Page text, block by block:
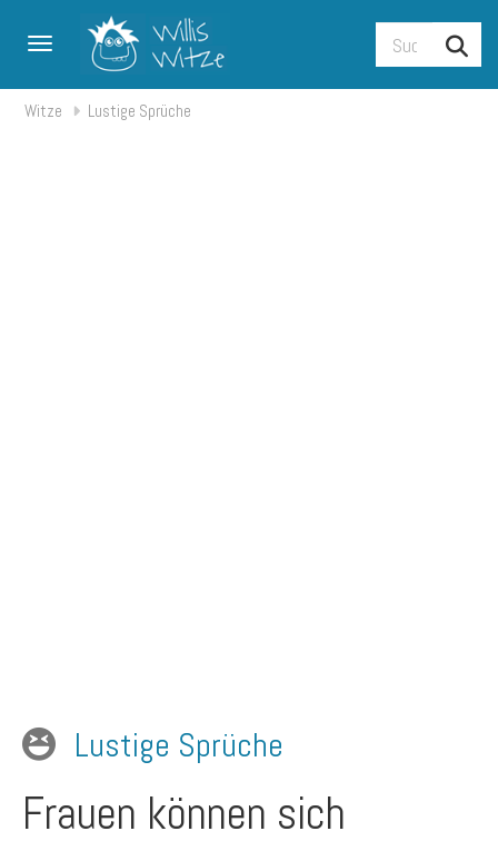
Toggle navigation
Witze Lustige Sprüche
Lustige Sprüche
Frauen können sich